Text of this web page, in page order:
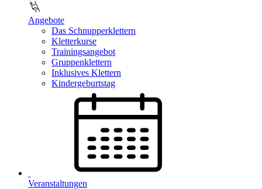
Angebote
Das Schnupperklettern
Kletterkurse
Trainingsangebot
Gruppenklettern
Inklusives Klettern
Kindergeburtstag
Veranstaltungen